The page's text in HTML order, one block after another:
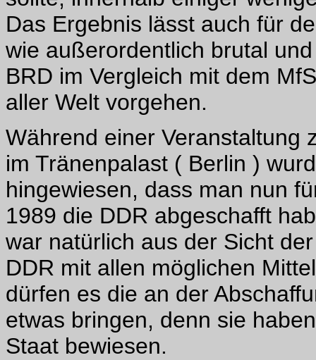
Das Ergebnis lässt auch für
wie außerordentlich brutal
BRD im Vergleich mit dem
aller Welt vorgehen.
Während einer Veranstaltung
im Tränenpalast ( Berlin )
hingewiesen, dass man nun
1989 die DDR abgeschafft
war natürlich aus der Sicht
DDR mit allen möglichen
dürfen es die an der
etwas bringen, denn sie
Staat bewiesen.